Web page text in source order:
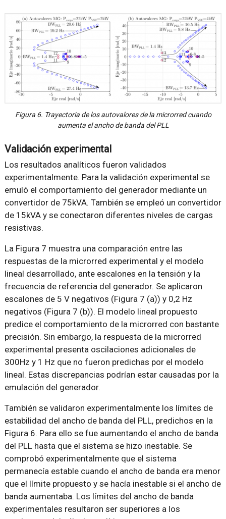
Figura 6. Trayectoria de los autovalores de la microrred cuando
aumenta el ancho de banda del PLL
Validación experimental
Los resultados analíticos fueron validados
experimentalmente. Para la validación experimental se
emuló el comportamiento del generador mediante un
convertidor de 75kVA. También se empleó un convertidor
de 15kVA y se conectaron diferentes niveles de cargas
resistivas.
La Figura 7 muestra una comparación entre las
respuestas de la microrred experimental y el modelo
lineal desarrollado, ante escalones en la tensión y la
frecuencia de referencia del generador. Se aplicaron
escalones de 5 V negativos (Figura 7 (a)) y 0,2 Hz
negativos (Figura 7 (b)). El modelo lineal propuesto
predice el comportamiento de la microrred con bastante
precisión. Sin embargo, la respuesta de la microrred
experimental presenta oscilaciones adicionales de
300Hz y 1 Hz que no fueron predichas por el modelo
lineal. Estas discrepancias podrían estar causadas por la
emulación del generador.
También se validaron experimentalmente los límites de
estabilidad del ancho de banda del PLL, predichos en la
Figura 6. Para ello se fue aumentando el ancho de banda
del PLL hasta que el sistema se hizo inestable. Se
comprobó experimentalmente que el sistema
permanecía estable cuando el ancho de banda era menor
que el límite propuesto y se hacía inestable si el ancho de
banda aumentaba. Los límites del ancho de banda
experimentales resultaron ser superiores a los